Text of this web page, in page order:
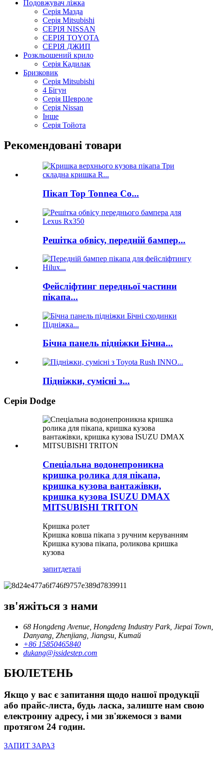
Подовжувач ліжка
Серія Мазда
Серія Mitsubishi
СЕРІЯ NISSAN
СЕРІЯ TOYOTA
СЕРІЯ ДЖИП
Розкльошений крило
Серія Кадилак
Бризковик
Серія Mitsubishi
4 Бігун
Серія Шевроле
Серія Nissan
Інше
Серія Тойота
Рекомендовані товари
Пікап Top Tonnea Co...
Решітка обвісу, передній бампер...
Фейсліфтинг передньої частини
пікапа...
Бічна панель підніжки Бічна...
Підніжки, сумісні з...
Серія Dodge
Спеціальна водонепроникна
кришка ролика для пікапа,
кришка кузова вантажівки,
кришка кузова ISUZU DMAX
MITSUBISHI TRITON
Кришка ролет
Кришка ковша пікапа з ручним керуванням
Кришка кузова пікапа, роликова кришка
кузова
запитдеталі
зв'яжіться з нами
68 Hongdeng Avenue, Hongdeng Industry Park, Jiepai Town,
Danyang, Zhenjiang, Jiangsu, Китай
+86 15850465840
dukang@jssidestep.com
БЮЛЕТЕНЬ
Якщо у вас є запитання щодо нашої продукції
або прайс-листа, будь ласка, залиште нам свою
електронну адресу, і ми зв'яжемося з вами
протягом 24 годин.
ЗАПИТ ЗАРАЗ